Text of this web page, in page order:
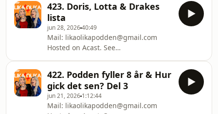
423. Doris, Lotta & Drakes
lista
jun 28, 202640:49
Mail: likaolikapodden@gmail.com
Hosted on Acast. See
422. Podden fyller 8 år & Hur
gick det sen? Del 3
jun 21, 2026 1:12:44
Mail: likaolikapodden@gmail.com